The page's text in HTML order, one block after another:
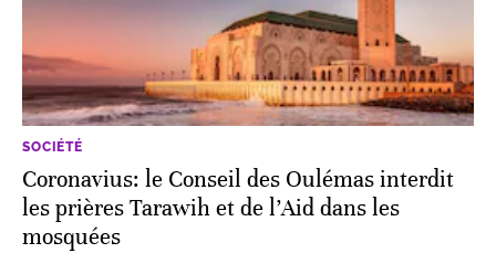
SOCIÉTÉ
Coronavius: le Conseil des Oulémas interdit
les prières Tarawih et de l’Aid dans les
mosquées